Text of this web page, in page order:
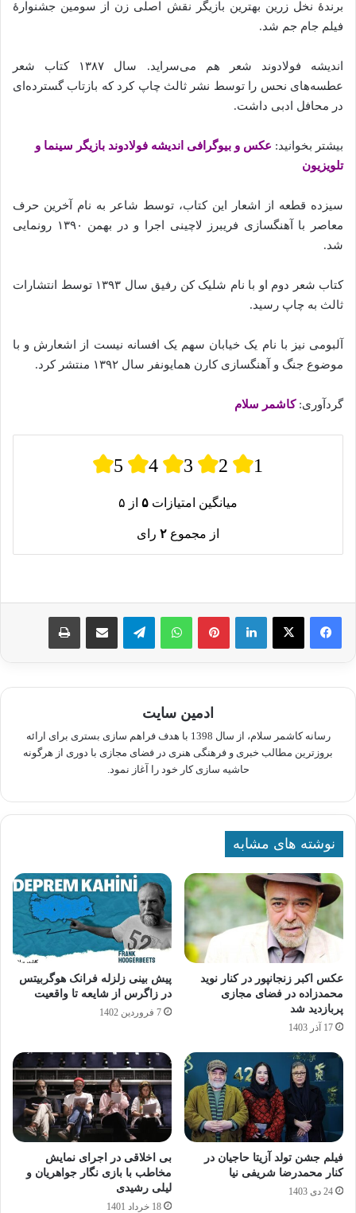
برندهٔ نخل زرین بهترین بازیگر نقش اصلی زن از سومین جشنوارهٔ
فیلم جام جم شد.
اندیشه فولادوند شعر هم می‌سراید. سال ۱۳۸۷ کتاب شعر
عطسه‌های نحس را توسط نشر ثالث چاپ کرد که بازتاب گسترده‌ای
در محافل ادبی داشت.
بیشتر بخوانید: عکس و بیوگرافی اندیشه فولادوند بازیگر سینما و
تلویزیون
سیزده قطعه از اشعار این کتاب، توسط شاعر به نام آخرین حرف
معاصر با آهنگسازی فریبرز لاچینی اجرا و در بهمن ۱۳۹۰ رونمایی
شد.
کتاب شعر دوم او با نام شلیک کن رفیق سال ۱۳۹۳ توسط انتشارات
ثالث به چاپ رسید.
آلبومی نیز با نام یک خیابان سهم یک افسانه نیست از اشعارش و با
موضوع جنگ و آهنگسازی کارن همایونفر سال ۱۳۹۲ منتشر کرد.
گردآوری:کاشمر سلام
5 4 3 2 1
میانگین امتیازات ۵ از ۵
از مجموع ۲ رای
لینکدین پینترستواتس آپ تلگرام اشتراک گذاری از طریق ایمیل چاپ
ادمین سایت
رسانه کاشمر سلام، از سال 1398 با هدف فراهم سازی بستری برای ارائه
بروزترین مطالب خبری و فرهنگی هنری در فضای مجازی با دوری از هرگونه
حاشیه سازی کار خود را آغاز نمود.
نوشته های مشابه
عکس اکبر زنجانپور در کنار نوید
محمدزاده در فضای مجازی
پربازدید شد
17 آذر 1403
پیش بینی زلزله فرانک هوگربیتس
در زاگرس از شایعه تا واقعیت
7 فروردین 1402
فیلم جشن تولد آزیتا حاجیان در
کنار محمدرضا شریفی نیا
24 دی 1403
بی اخلاقی در اجرای نمایش
مخاطب با بازی نگار جواهریان و
لیلی رشیدی
18 خرداد 1401